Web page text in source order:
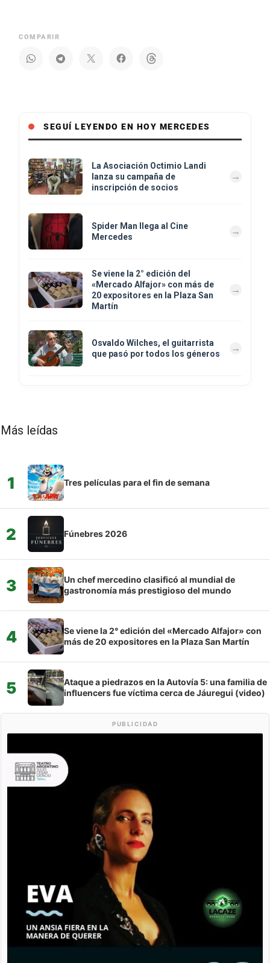
COMPARIR
SEGUÍ LEYENDO EN HOY MERCEDES
La Asociación Octimio Landi
lanza su campaña de
inscripción de socios
Spider Man llega al Cine
Mercedes
Se viene la 2° edición del
«Mercado Alfajor» con más de
20 expositores en la Plaza San
Martín
Osvaldo Wilches, el guitarrista
que pasó por todos los géneros
Más leídas
1 Tres películas para el fin de semana
2 Fúnebres 2026
3
Un chef mercedino clasificó al mundial de
gastronomía más prestigioso del mundo
4
Se viene la 2° edición del «Mercado Alfajor» con
más de 20 expositores en la Plaza San Martín
5
Ataque a piedrazos en la Autovía 5: una familia de
influencers fue víctima cerca de Jáuregui (video)
PUBLICIDAD